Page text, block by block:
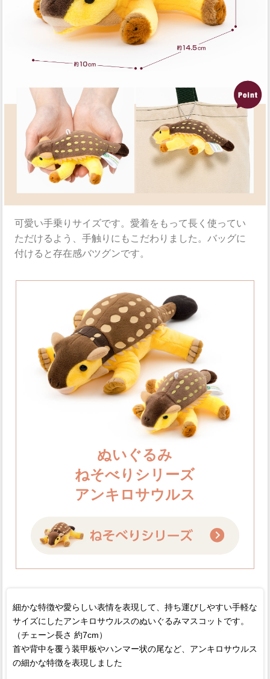
可愛い手乗りサイズです。愛着をもって長く使ってい
ただけるよう、手触りにもこだわりました。バッグに
付けると存在感バツグンです。
ぬいぐるみ
ねそべりシリーズ
アンキロサウルス
細かな特徴や愛らしい表情を表現して、持ち運びしやすい手軽な
サイズにしたアンキロサウルスのぬいぐるみマスコットです。
（チェーン長さ 約7cm）
首や背中を覆う装甲板やハンマー状の尾など、アンキロサウルス
の細かな特徴を表現しました